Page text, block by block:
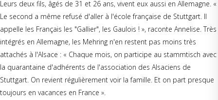
Leurs deux fils, âgés de 31 et 26 ans, vivent eux aussi en Allemagne. «
Le second a même refusé d'aller à l'école française de Stuttgart. Il
appelle les Français les "Gallier", les Gaulois ! », raconte Annelise. Très
intégrés en Allemagne, les Mehring n'en restent pas moins très
attachés à l'Alsace : « Chaque mois, on participe au stammtisch avec
la quarantaine d'adhérents de l'association des Alsaciens de
Stuttgart. On revient régulièrement voir la famille. Et on part presque
toujours en vacances en France ».